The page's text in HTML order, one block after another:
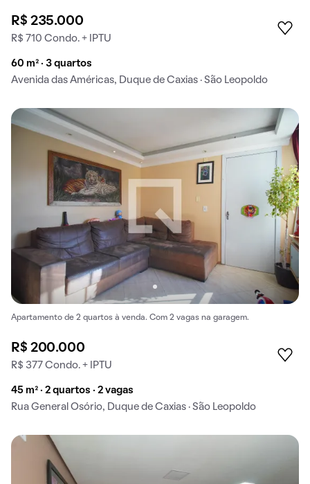
R$ 235.000
R$ 710 Condo. + IPTU
60 m² · 3 quartos
Avenida das Américas, Duque de Caxias · São Leopoldo
Apartamento de 2 quartos à venda. Com 2 vagas na garagem.
R$ 200.000
R$ 377 Condo. + IPTU
45 m² · 2 quartos · 2 vagas
Rua General Osório, Duque de Caxias · São Leopoldo